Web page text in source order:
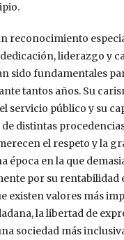
reconocimiento
dedicación, liderazgo y
sido fundamentales
tantos años. Su
servicio público y su
distintas
el respeto y la
época en la que
por su rentabilidad
existen valores más
la libertad de
sociedad más